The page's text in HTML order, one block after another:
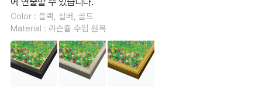
Color : 블랙, 실버, 골드
Material : 라슨쥴 수입 원목